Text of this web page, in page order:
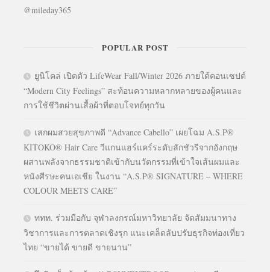
@mileday365
POPULAR POST
ยูนิโคล่ เปิดตัว LifeWear Fall/Winter 2026 ภายใต้คอนเซปต์
“Modern City Feelings” สะท้อนความหลากหลายของผู้คนและ
การใช้ชีวิตผ่านเสื้อผ้าที่ตอบโจทย์ทุกวัน
เสกผมสวยสุขภาพดี “Advance Cabello” เผยโฉม A.S.P®
KITOKO® Hair Care วีแกนแฮร์แคร์ระดับลักชัวรีจากอังกฤษ
ผสานพลังจากธรรมชาติเข้ากับนวัตกรรมที่เข้าใจเส้นผมและ
หนังศีรษะคนเอเชีย ในงาน “A.S.P® SIGNATURE – WHERE
COLOUR MEETS CARE”
ททท. ร่วมมือกับ จุฬาลงกรณ์มหาวิทยาลัย จัดสัมมนาทาง
วิชาการและการตลาดเชิงรุก แนะเคล็ดลับปรับธุรกิจท่องเที่ยว
ไทย “ขายได้ ขายดี ขายนาน”